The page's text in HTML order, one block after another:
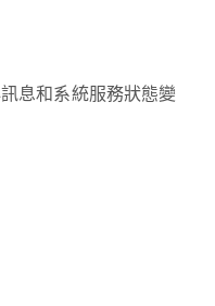
息和系統服務狀態變